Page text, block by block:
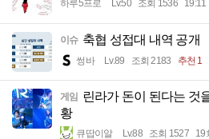
하루5프로 Lv.50 조회 1536 19:11
이슈 축협 성접대 내역 공개
썽바 Lv.89 조회 2183 추천 1
게임
린라가 돈이 된다는 것
황
큐땁이알 Lv.88 조회 1527